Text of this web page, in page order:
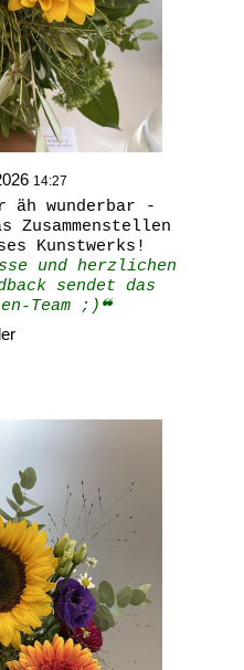
14:27
äh wunderbar -
Kunstwerks!
und herzlichen
sendet das
Team ;)❝